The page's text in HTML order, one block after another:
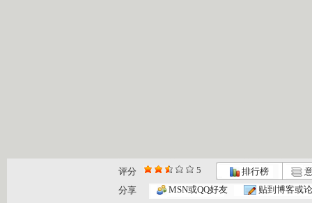
评分 5 排行榜
分享
MSN或QQ好友 贴到博客或